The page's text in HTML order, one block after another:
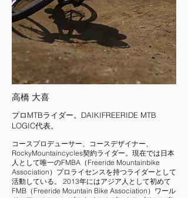
高橋 大喜
プロMTBライダー。DAIKIFREERIDE MTB
LOGIC代表。
コースプロデューサー、コースデザイナー、
RockyMountaincycles契約ライダー。現在では日本
人として唯一のFMBA（Freeride Mountainbike
Association）プロライセンスを持つライダーとして
活動している。 2013年にはアジア人として初めて
FMB（Freeride Mountain Bike Association）ワール